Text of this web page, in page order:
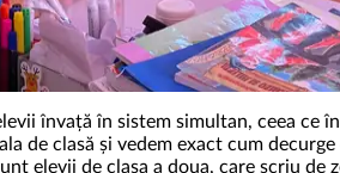
învață în sistem simultan, ceea ce
de clasă și vedem exact cum
elevii de clasa a doua, care scriu